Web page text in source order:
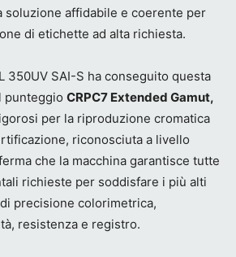
soluzione affidabile e coerente per
di etichette ad alta richiesta.
350UV SAI-S ha conseguito questa
punteggio CRPC7 Extended Gamut,
per la riproduzione cromatica
riconosciuta a livello
che la macchina garantisce tutte
richieste per soddisfare i più alti
precisione colorimetrica,
resistenza e registro.